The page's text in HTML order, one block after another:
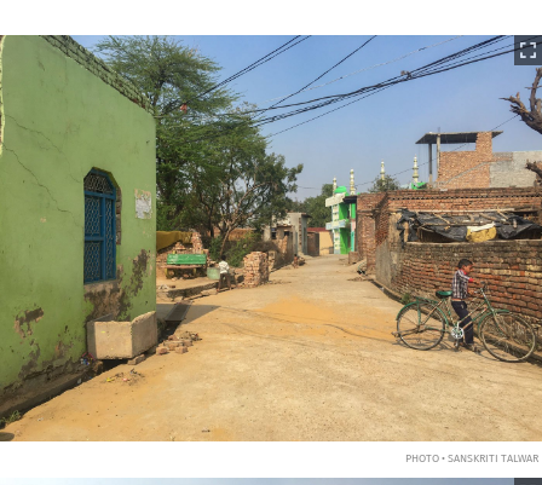
PHOTO • SANSKRITI TALWAR